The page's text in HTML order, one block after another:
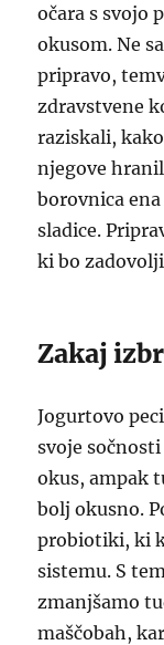
očara s svojo
okusom. Ne
pripravo,
zdravstvene
raziskali,
njegove
borovnica
sladice.
ki bo
Zakaj
Jogurtovo
svoje
okus, ampak
bolj okusno.
probiotiki, ki
sistemu. S
zmanjšamo
maščobah,